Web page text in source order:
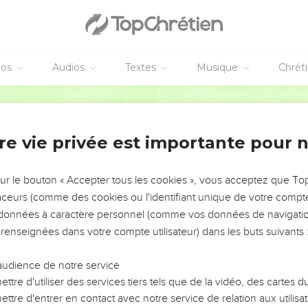
Audios Textes Musique
de Moab et les sarcasmes des Ammonites quand ils
Ammonites pareils à Gomorrhe : un endroit couvert de ronces,
de mon peuple les pillera, ce qui subsiste de ma nation
à cause de leur orgueil, parce qu'ils ont insulté le peuple de
contre eux, car il supprimera tous les dieux de la terre.
îles des nations.
peuples du sud et du nord
vous serez transpercés par mon épée.
puissance contre le nord, il détruira l'Assyrie et il fera de
au milieu d'elle, des animaux de toute espèce : même
chapiteaux. Des hululements se feront entendre aux
vie privée est importante pour
le bouton « Accepter tous les cookies », vous acceptez que
(comme des cookies ou l'identifiant unique de votre
à caractère personnel (comme vos données de
dans votre compte utilisateur) dans les buts suivants :
de notre service
d'utiliser des services tiers tels que de la vidéo, des cartes
d'entrer en contact avec notre service de relation aux